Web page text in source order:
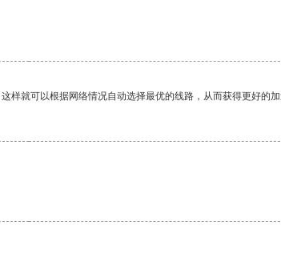
就可以根据网络情况自动选择最优的线路，从而获得更好的加